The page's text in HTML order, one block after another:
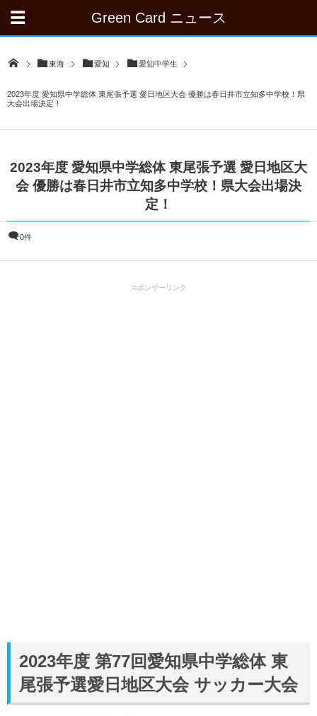
Green Card ニュース
東海 愛知 愛知中学生
2023年度 愛知県中学総体 東尾張予選 愛日地区大会 優勝は春日井市立知多中学校！県
大会出場決定！
2023年度 愛知県中学総体 東尾張予選 愛日地区大
会 優勝は春日井市立知多中学校！県大会出場決
定！
0件
スポンサーリンク
2023年度 第77回愛知県中学総体 東
尾張予選愛日地区大会 サッカー大会